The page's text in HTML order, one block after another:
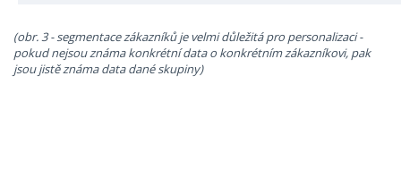
(obr. 3 - segmentace zákazníků je velmi důležitá pro personalizaci -
pokud nejsou známa konkrétní data o konkrétním zákazníkovi, pak
jsou jistě známa data dané skupiny)